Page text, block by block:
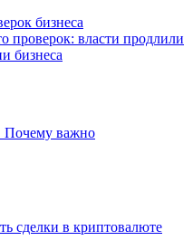
проверок: власти продлили
бизнеса
Почему важно
сделки в криптовалюте